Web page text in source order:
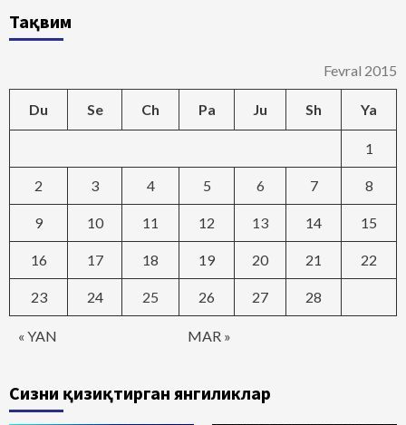
Тақвим
Fevral 2015
Du Se Ch Pa Ju Sh Ya
« YAN MAR »
1
2 3 4 5 6 7 8
9 10 11 12 13 14 15
16 17 18 19 20 21 22
23 24 25 26 27 28
Сизни қизиқтирган янгиликлар